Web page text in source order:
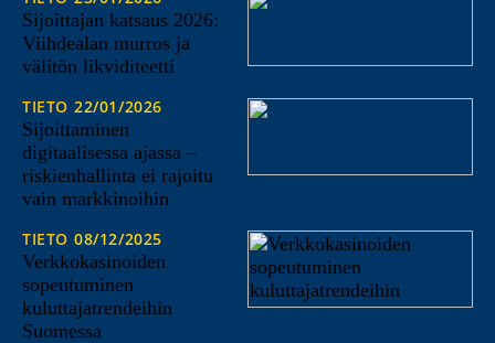
Sijoittajan katsaus 2026:
Viihdealan murros ja
välitön likviditeetti
TIETO 22/01/2026
Sijoittaminen
digitaalisessa ajassa –
riskienhallinta ei rajoitu
vain markkinoihin
TIETO 08/12/2025
Verkkokasinoiden
sopeutuminen
kuluttajatrendeihin
Suomessa